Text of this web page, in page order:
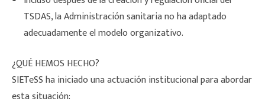
TSDAS, la Administración sanitaria no ha adaptado
adecuadamente el modelo organizativo.
¿QUÉ HEMOS HECHO?
SIETeSS ha iniciado una actuación institucional para abordar
esta situación: